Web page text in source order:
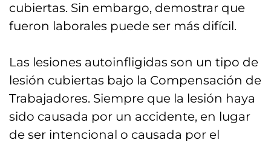
cubiertas. Sin embargo, demostrar que
fueron laborales puede ser más difícil.
Las lesiones autoinfligidas son un tipo de
lesión cubiertas bajo la Compensación de
Trabajadores. Siempre que la lesión haya
sido causada por un accidente, en lugar
de ser intencional o causada por el